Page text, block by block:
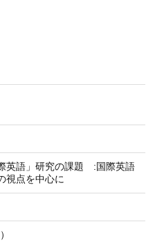
英語」研究の課題 :国際英語
視点を中心に